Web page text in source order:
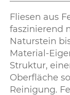
Fliesen aus
faszinierend
Naturstein
Material-
Struktur,
Oberfläche
Reinigung.